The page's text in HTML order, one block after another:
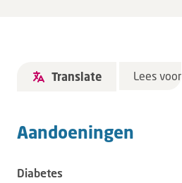
Over onsTranslate Lees voor
Aandoeningen
Diabetes